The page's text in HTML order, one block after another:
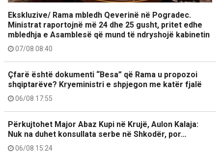
Ekskluzive/ Rama mbledh Qeverinë në Pogradec.
Ministrat raportojnë më 24 dhe 25 gusht, pritet edhe
mbledhja e Asamblesë që mund të ndryshojë kabinetin
07/08 08:40
Çfarë është dokumenti “Besa” që Rama u propozoi
shqiptarëve? Kryeministri e shpjegon me katër fjalë
06/08 17:55
Përkujtohet Major Abaz Kupi në Krujë, Aulon Kalaja:
Nuk na duhet konsullata serbe në Shkodër, por…
06/08 15:24